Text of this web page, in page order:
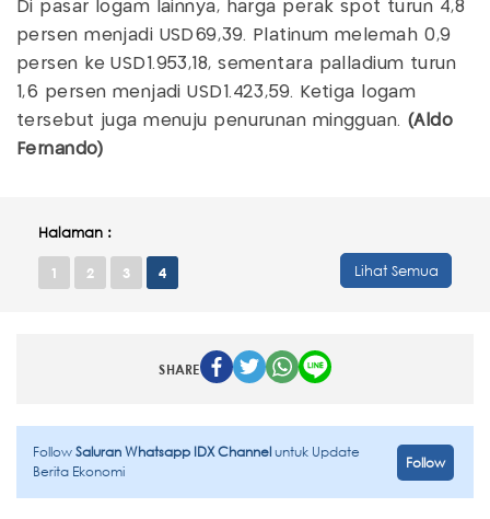
Di pasar logam lainnya, harga perak spot turun 4,8
persen menjadi USD69,39. Platinum melemah 0,9
persen ke USD1.953,18, sementara palladium turun
1,6 persen menjadi USD1.423,59. Ketiga logam
tersebut juga menuju penurunan mingguan. (Aldo
Fernando)
Halaman :
1 2 3 4 Lihat Semua
SHARE
FollowSaluran Whatsapp IDX Channeluntuk Update
Berita Ekonomi
Follow